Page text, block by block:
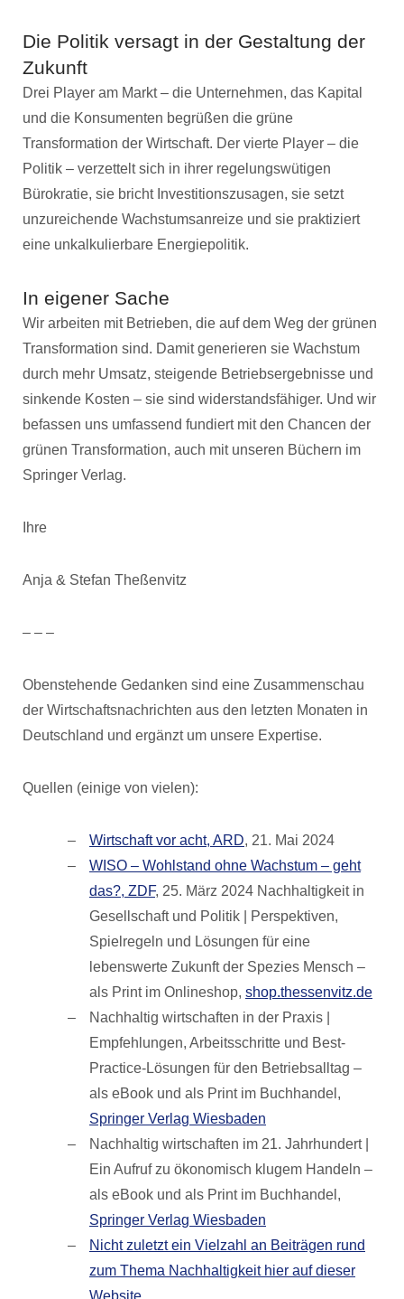
Die Politik versagt in der Gestaltung der
Zukunft
Drei Player am Markt – die Unternehmen, das Kapital
und die Konsumenten begrüßen die grüne
Transformation der Wirtschaft. Der vierte Player – die
Politik – verzettelt sich in ihrer regelungswütigen
Bürokratie, sie bricht Investitionszusagen, sie setzt
unzureichende Wachstumsanreize und sie praktiziert
eine unkalkulierbare Energiepolitik.
In eigener Sache
Wir arbeiten mit Betrieben, die auf dem Weg der grünen
Transformation sind. Damit generieren sie Wachstum
durch mehr Umsatz, steigende Betriebsergebnisse und
sinkende Kosten – sie sind widerstandsfähiger. Und wir
befassen uns umfassend fundiert mit den Chancen der
grünen Transformation, auch mit unseren Büchern im
Springer Verlag.
Ihre
Anja & Stefan Theßenvitz
– – –
Obenstehende Gedanken sind eine Zusammenschau
der Wirtschaftsnachrichten aus den letzten Monaten in
Deutschland und ergänzt um unsere Expertise.
Quellen (einige von vielen):
Wirtschaft vor acht, ARD, 21. Mai 2024
WISO – Wohlstand ohne Wachstum – geht
das?, ZDF, 25. März 2024 Nachhaltigkeit in
Gesellschaft und Politik | Perspektiven,
Spielregeln und Lösungen für eine
lebenswerte Zukunft der Spezies Mensch –
als Print im Onlineshop, shop.thessenvitz.de
Nachhaltig wirtschaften in der Praxis |
Empfehlungen, Arbeitsschritte und Best-
Practice-Lösungen für den Betriebsalltag –
als eBook und als Print im Buchhandel,
Springer Verlag Wiesbaden
Nachhaltig wirtschaften im 21. Jahrhundert |
Ein Aufruf zu ökonomisch klugem Handeln –
als eBook und als Print im Buchhandel,
Springer Verlag Wiesbaden
Nicht zuletzt ein Vielzahl an Beiträgen rund
zum Thema Nachhaltigkeit hier auf dieser
Website